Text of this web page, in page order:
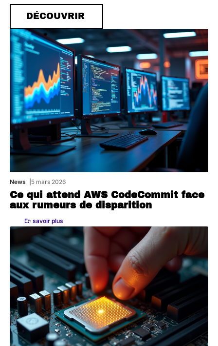
DÉCOUVRIR
News 5 mars 2026
Ce qui attend AWS CodeCommit face
aux rumeurs de disparition
En savoir plus